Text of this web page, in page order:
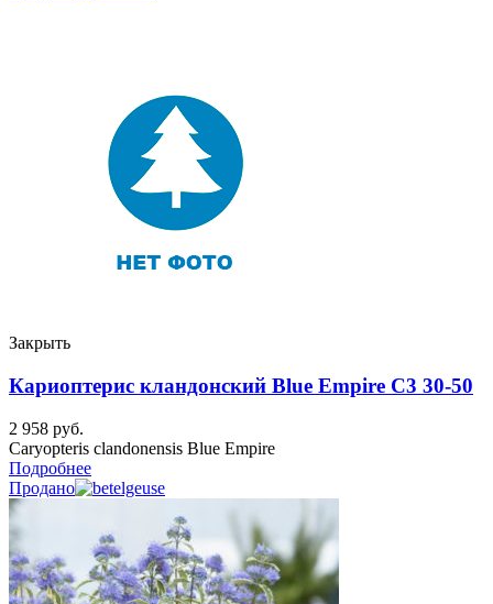
Закрыть
Кариоптерис кландонский Blue Empire C3 30-50
2 958 руб.
Caryopteris clandonensis Blue Empire
Подробнее
Продано